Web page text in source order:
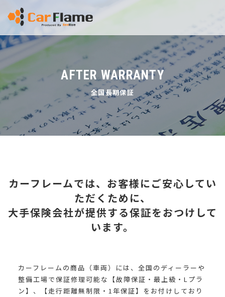
AFTER WARRANTY
全国長期保証
カーフレームでは、お客様にご安心してい
ただくために、
大手保険会社が提供する保証をおつけして
います。
カーフレームの商品（車両）には、全国のディーラーや
整備工場で保証修理可能な【故障保証・最上級・Lプラ
ン】、【走行距離無制限・1年保証】
をお付けしており